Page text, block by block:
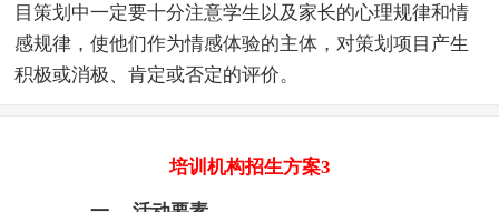
目策划中一定要十分注意学生以及家长的心理规律和情
感规律，使他们作为情感体验的主体，对策划项目产生
积极或消极、肯定或否定的评价。
培训机构招生方案3